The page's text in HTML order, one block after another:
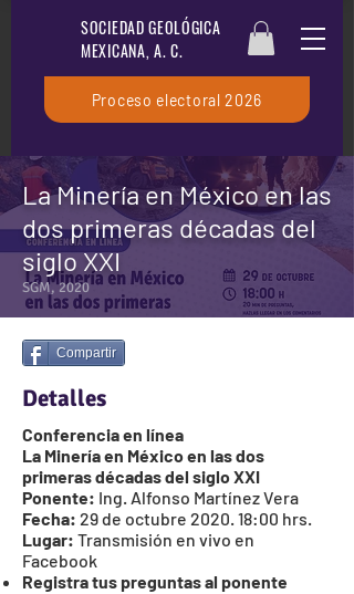
SOCIEDAD GEOLÓGICA
MEXICANA, A. C.
Proceso electoral 2026
La Minería en México en las
dos primeras décadas del
siglo XXI
SGM, 2020
Compartir
Detalles
Conferencia en línea
La Minería en México en las dos
primeras décadas del siglo XXI
Ponente: Ing. Alfonso Martínez Vera
Fecha: 29 de octubre 2020. 18:00 hrs.
Lugar: Transmisión en vivo en
Facebook
Registra tus preguntas al ponente